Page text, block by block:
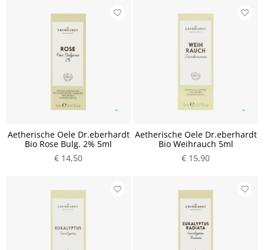
Aetherische Oele Dr.eberhardt
Bio Rose Bulg. 2% 5ml
€ 14,50
Aetherische Oele Dr.eberhardt
Bio Weihrauch 5ml
€ 15,90